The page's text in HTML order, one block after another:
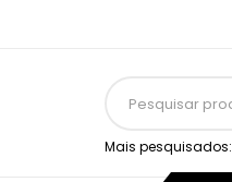
Mais pesquisados: